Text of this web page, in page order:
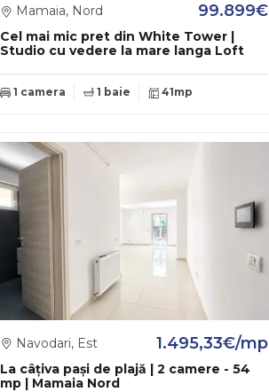
Cel mai mic pret din White Tower |
Studio cu vedere la mare langa Loft
Mamaia, Nord 99.899€
1 camera 1 baie 41mp
La câțiva pași de plajă | 2 camere - 54
mp | Mamaia Nord
Navodari, Est 1.495,33€/mp